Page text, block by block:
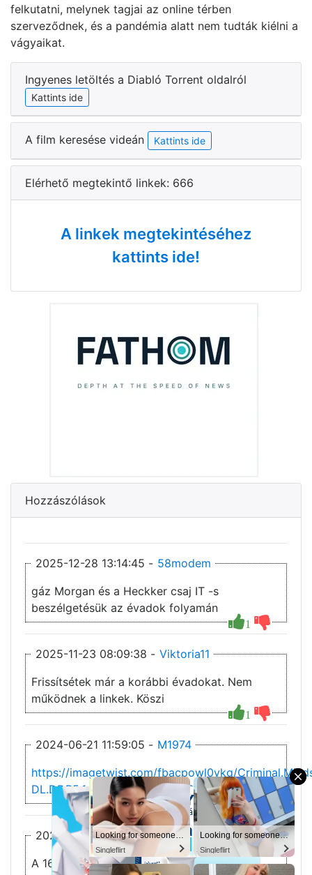
×
felkutatni, melynek tagjai az online térben
szerveződnek, és a pandémia alatt nem tudták kiélni a
vágyaikat.
You’ll never believe why I moved to… Columbus
MeetSingles
Looking for someone in Columbus today
Singleflirt
Ingyenes letöltés a Diabló Torrent oldalról
Kattints ide
A film keresése videán Kattints ide
Elérhető megtekintő linkek: 666
A linkek megtekintéséhez
kattints ide!
Looking for someone in Columbus today
Singleflirt
Looking for someone in Columbus today
Singleflirt
Hozzászólások
2025-12-28 13:14:45 - 58modem
1
gáz Morgan és a Heckker csaj IT -s
beszélgetésük az évadok folyamán
2025-11-23 08:09:38 - Viktoria11
1
Frissítsétek már a korábbi évadokat. Nem
működnek a linkek. Köszi
2024-06-21 11:59:05 - M1974
https://imagetwist.com/fbacpowl0ykg/
DL.DDP5.1.H.264.HUNSUB.M1974.jpeg
2022-12-04 15:59:33 -Gabcsi110
A 16. évad= Gyilkos elmék: Evolúció